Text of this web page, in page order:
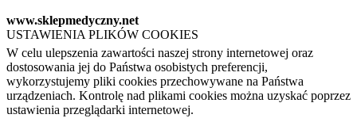
www.sklepmedyczny.net
USTAWIENIA PLIKÓW COOKIES
W celu ulepszenia zawartości naszej strony internetowej oraz
dostosowania jej do Państwa osobistych preferencji,
wykorzystujemy pliki cookies przechowywane na Państwa
urządzeniach. Kontrolę nad plikami cookies można uzyskać poprzez
ustawienia przeglądarki internetowej.